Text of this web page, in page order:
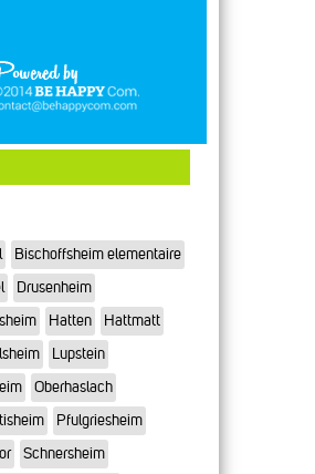
Bischoffsheim elementaire
Drusenheim
Hatten
Hattmatt
Lupstein
Oberhaslach
Pfulgriesheim
Schnersheim